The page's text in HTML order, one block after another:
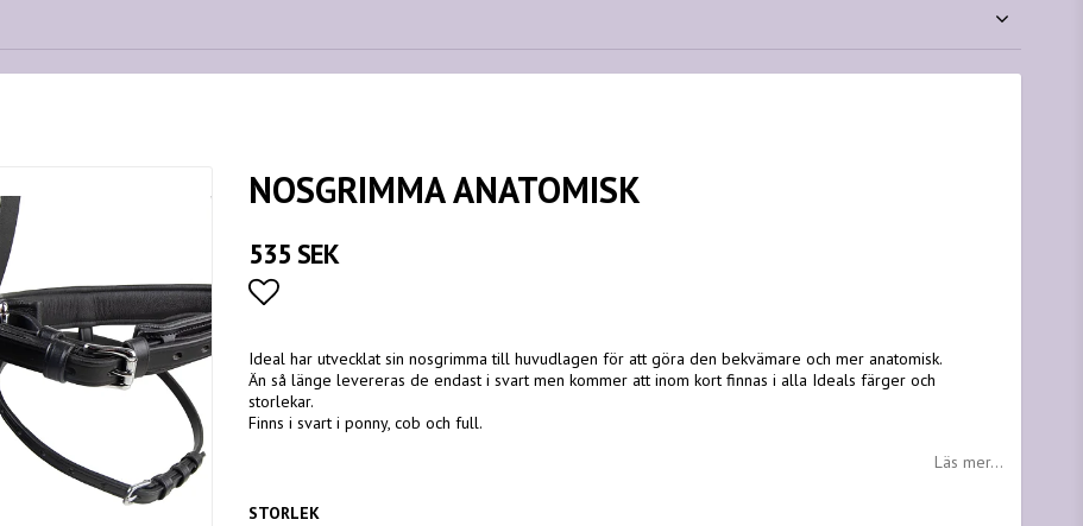
NOSGRIMMA ANATOMISK
535 SEK
Ideal har utvecklat sin nosgrimma till huvudlagen för att göra den bekvämare och mer anatomisk.
Än så länge levereras de endast i svart men kommer att inom kort finnas i alla Ideals färger och
storlekar.
Finns i svart i ponny, cob och full.
Läs mer...
STORLEK